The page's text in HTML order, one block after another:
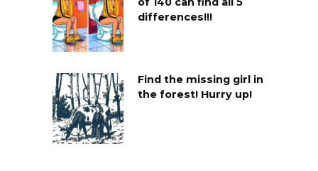
of 140 can find all 5
differences!!!
Find the missing girl in
the forest! Hurry up!